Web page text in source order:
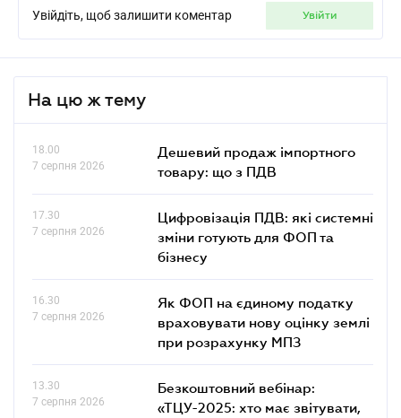
Увійдіть, щоб залишити коментар увійти
На цю ж тему
18.00
7 серпня 2026
Дешевий продаж імпортного
товару: що з ПДВ
17.30
7 серпня 2026
Цифровізація ПДВ: які системні
зміни готують для ФОП та
бізнесу
16.30
7 серпня 2026
Як ФОП на єдиному податку
враховувати нову оцінку землі
при розрахунку МПЗ
13.30
7 серпня 2026
Безкоштовний вебінар:
«ТЦУ-2025: хто має звітувати,